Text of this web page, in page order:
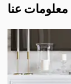
معلومات عنا